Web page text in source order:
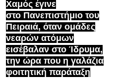
Χαμός έγινε
στο Πανεπιστήμιο του
Πειραιά, όταν ομάδες
νεαρών ατόμων
εισέβαλαν στο Ίδρυμα,
την ώρα που η γαλάζια
φοιτητική παράταξη